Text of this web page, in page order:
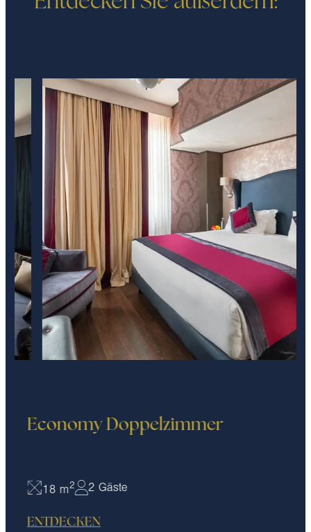
Economy Doppelzimmer
18 m2 2 Gäste
ENTDECKEN